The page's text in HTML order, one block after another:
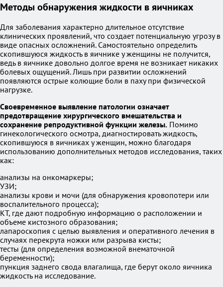
Методы обнаружения жидкости в яичниках
Для заболевания характерно длительное отсутствие
клинических проявлений, что создает потенциальную угрозу в
виде опасных осложнений. Самостоятельно определить
скопившуюся жидкость в яичнике у женщины не получится,
ведь в яичнике довольно долгое время не возникает никаких
болевых ощущений. Лишь при развитии осложнений
появляются острые колющие боли в паху при физической
нагрузке.
Своевременное выявление патологии означает
предотвращение хирургического вмешательства и
сохранение репродуктивной функции железы. Помимо
гинекологического осмотра, диагностировать жидкость,
скопившуюся в яичниках у женщин, можно благодаря
использованию дополнительных методов исследования, таких
как:
анализы на онкомаркеры;
УЗИ;
анализы крови и мочи (для обнаружения кровопотери или
воспалительного процесса);
КТ, где дают подробную информацию о расположении и
объеме кистозного образования;
лапароскопия с целью выявления и оперативного лечения в
случаях перекрута ножки или разрыва кисты;
тесты (для определения возможной внематочной
беременности);
пункция заднего свода влагалища, где берут около яичника
жидкость на исследование.